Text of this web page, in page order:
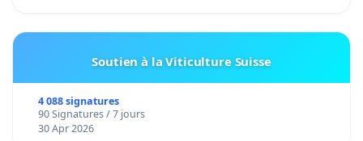
Soutien à la Viticulture Suisse
4 088 signatures
90 Signatures / 7 jours
30 Apr 2026